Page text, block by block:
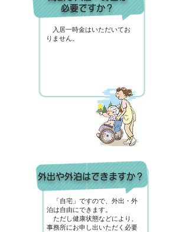
必要ですか？
外出や外泊はできますか？
入居一時金はいただいてお
りません。
「自宅」ですので、外出・外
泊は自由にできます。
ただし健康状態などにより、
事務所にお申し出いただく必要